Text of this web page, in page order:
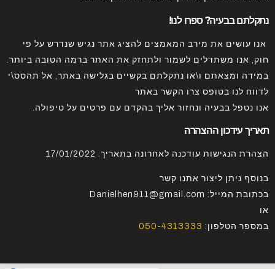
נתקלתם בבעיה? ספרו לנו!
אנו עושים את מירב המאמצים להציג אתר נגיש שנדרש על פי
חוק, אנו משתדלים לשמור ולתחזק את האתר ברמה הטובה ביותר.
במידה ומצאתם ו\או נתקלתם בקשיים בגלישה באתר, אל תהסס\י
לדווח לנו בטופס צרו הקשר באתר
אנו נטפל בבעיה ונחזור אליך בהקדם עם פרטים על טיפולה.
תאריך עידכון ההצהרה
הצהרת הנגישות עודכנה לאחרונה בתאריך: 17/01/2022
בנוסף ניתן ליצור אתנו קשר
בכתובת המייל: Danielhen911@gmail.com
או
במספר הטלפון: 050-4313333